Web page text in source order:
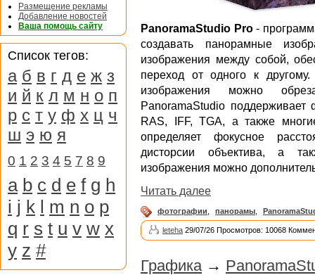
PanoramaStudio Pro-
создавать панорамные
изображения между собой,
переход от одного к
изображения можно
PanoramaStudio
RAS, IFF, TGA, а также
определяет фокусное
дисторсии объектива, а
изображения можно
Читать далее
фотографии панорамы
leteha 29/07/26 Просмотров: 10068
Графика →
Размещение рекламы
Добавление новостей
Ваша помощь сайту
Список тегов:
а б в г д е ж з
и й к л м н о п
р с т у ф х ц ч
ш э ю я
0 1 2 3 4 5 7 8 9
a b c d e f g h
i j k l m n o p
q r s t u v w x
y z #